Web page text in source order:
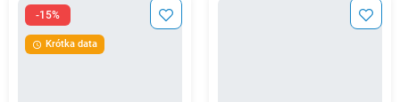
-15%
 Krótka data